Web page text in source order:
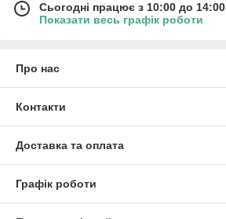
Сьогодні працює з 10:00 до 14:00
Показати весь графік роботи
Про нас
Контакти
Доставка та оплата
Графік роботи